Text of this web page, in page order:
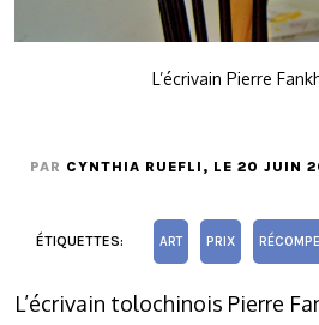
L’écrivain Pierre
PAR CYNTHIA RUEFLI , LE 20 JUIN
ÉTIQUETTES: ART PRIX
L’écrivain tolochinois Pierre